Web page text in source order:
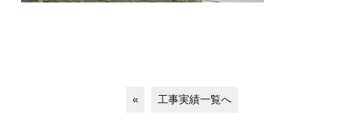
« 工事実績一覧へ